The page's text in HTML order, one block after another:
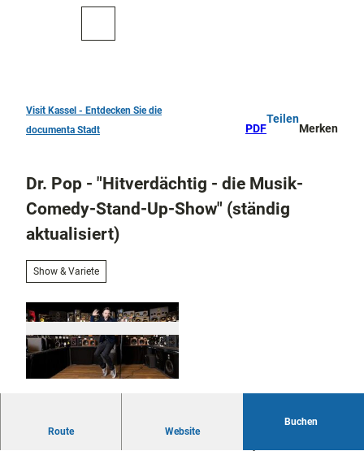
Sehenswürdigkeiten
Kunst
und
Kultur
rte
und
Festiv
als
docum
draußen
Überblick
Parks
und
Gärten
Kassel
Entdeckertouren
und
Stadtführungen
Visit Kassel - Entdecken Sie die
documenta Stadt
PDF
Teilen
Merken
Dr. Pop - "Hitverdächtig - die Musik-
Comedy-Stand-Up-Show" (ständig
aktualisiert)
Show & Variete
Route Website
Buchen
Kann man ernsthaft einen Doktortitel in Popmusik machen?